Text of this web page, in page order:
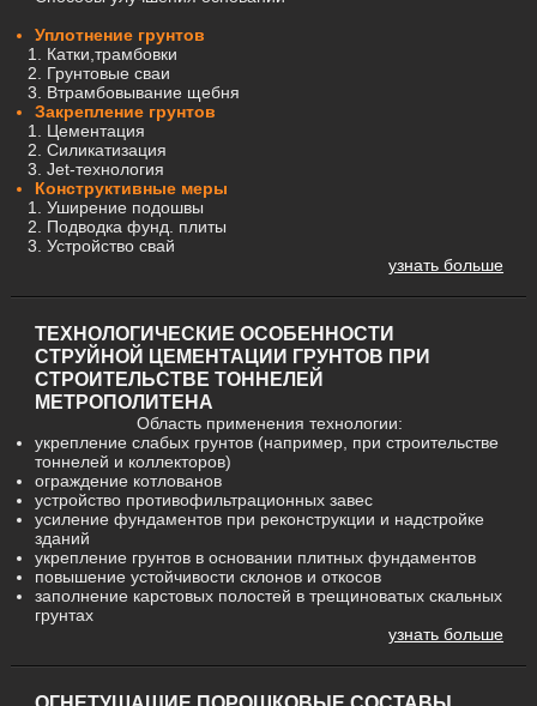
Уплотнение грунтов
Катки,трамбовки
Грунтовые сваи
Втрамбовывание щебня
Закрепление грунтов
Цементация
Силикатизация
Jet-технология
Конструктивные меры
Уширение подошвы
Подводка фунд. плиты
Устройство свай
узнать больше
ТЕХНОЛОГИЧЕСКИЕ ОСОБЕННОСТИ
СТРУЙНОЙ ЦЕМЕНТАЦИИ ГРУНТОВ ПРИ
СТРОИТЕЛЬСТВЕ ТОННЕЛЕЙ
МЕТРОПОЛИТЕНА
Область применения технологии:
укрепление слабых грунтов (например, при строительстве
тоннелей и коллекторов)
ограждение котлованов
устройство противофильтрационных завес
усиление фундаментов при реконструкции и надстройке
зданий
укрепление грунтов в основании плитных фундаментов
повышение устойчивости склонов и откосов
заполнение карстовых полостей в трещиноватых скальных
грунтах
узнать больше